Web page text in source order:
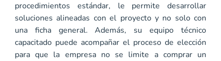
procedimientos estándar, le permite desarrollar
soluciones alineadas con el proyecto y no solo con
una ficha general. Además, su equipo técnico
capacitado puede acompañar el proceso de elección
para que la empresa no se limite a comprar un